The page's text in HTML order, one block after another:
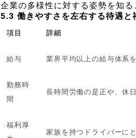
企業の多様性に対する姿勢を知る
5.3 働きやすさを左右する待遇と
項目 詳細
給与 業界平均以上の給与体系
勤務時
間
長時間労働の是正や、休
福利厚
家族を持つドライバーに